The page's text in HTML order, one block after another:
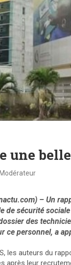
une
– Un
de sécurité
des
ce personnel, a
les auteurs du
après leur